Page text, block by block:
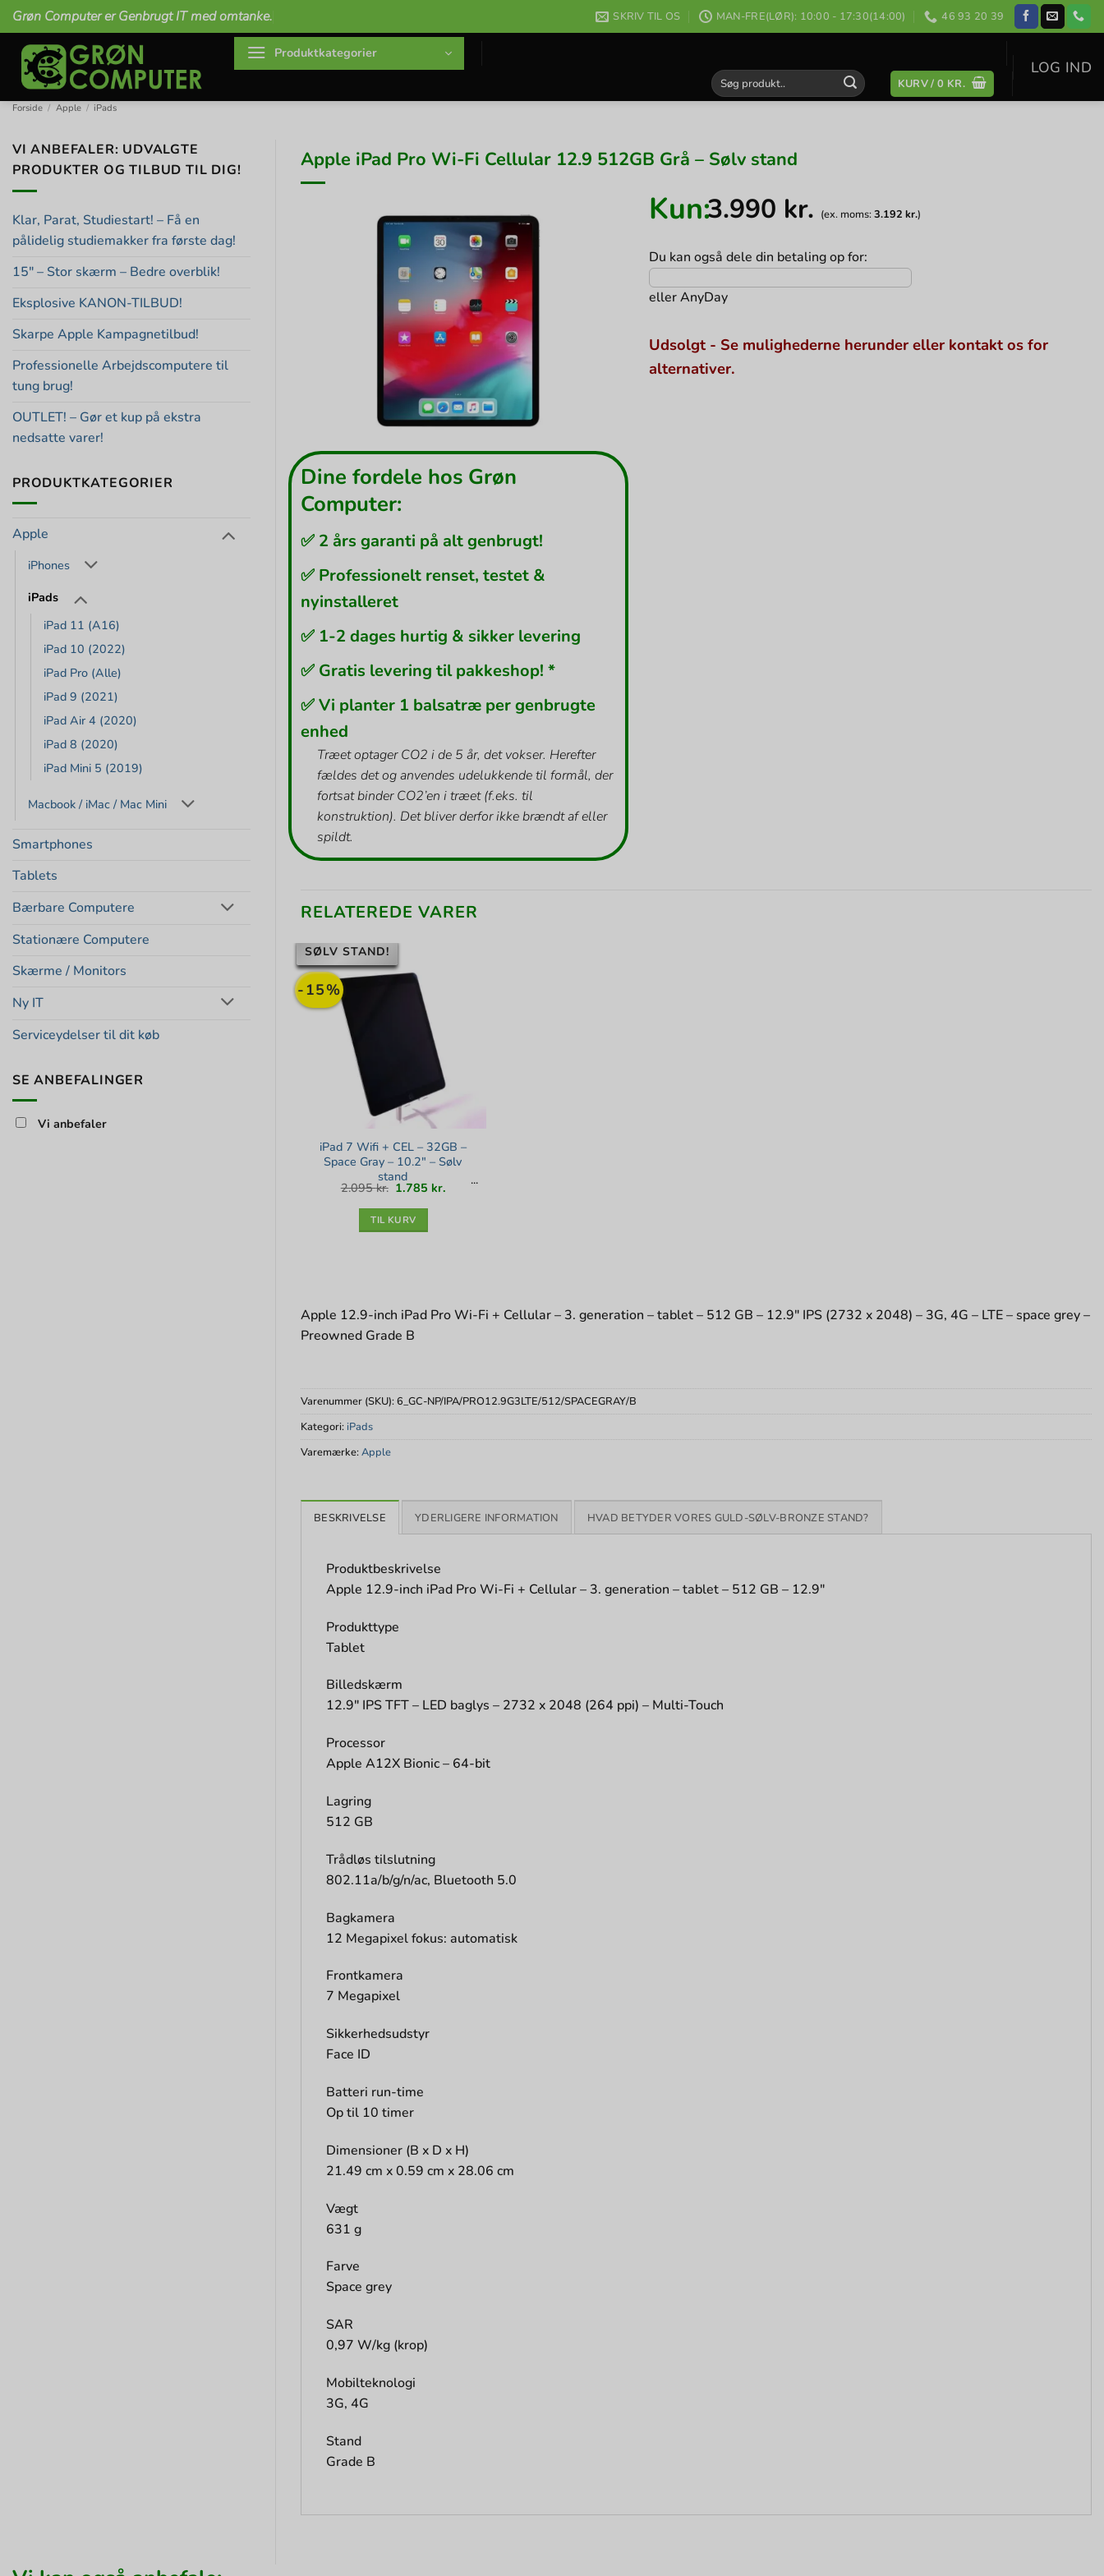
Fortsæt
til
indhold
Grøn Computer er Genbrugt IT med omtanke. SKRIV TIL OS MAN-FRE(LØR): 10:00 - 17:30(14:00) 46 93 20 39
Produktkategorier
Søg
efter:
KURV /0 KR.
LOG IND
Forside / Apple / iPads
VI ANBEFALER: UDVALGTE
PRODUKTER OG TILBUD TIL DIG!
Klar, Parat, Studiestart! – Få en
pålidelig studiemakker fra første dag!
15″ – Stor skærm – Bedre overblik!
Eksplosive KANON-TILBUD!
Skarpe Apple Kampagnetilbud!
Professionelle Arbejdscomputere til
tung brug!
OUTLET! – Gør et kup på ekstra
nedsatte varer!
PRODUKTKATEGORIER
Apple
iPhones
iPads
iPad 11 (A16)
iPad 10 (2022)
iPad Pro (Alle)
iPad 9 (2021)
iPad Air 4 (2020)
iPad 8 (2020)
iPad Mini 5 (2019)
Macbook / iMac / Mac Mini
Smartphones
Tablets
Bærbare Computere
Stationære Computere
Skærme / Monitors
Ny IT
Serviceydelser til dit køb
SE ANBEFALINGER
Vi anbefaler
Apple iPad Pro Wi-Fi Cellular 12.9 512GB Grå – Sølv stand
Dine fordele hos Grøn
Computer:
✅ 2 års garanti på alt genbrugt!
✅ Professionelt renset, testet &
nyinstalleret
✅ 1-2 dages hurtig & sikker levering
✅ Gratis levering til pakkeshop! *
✅ Vi planter 1 balsatræ per genbrugte
enhed
Træet optager CO2 i de 5 år, det vokser. Herefter
fældes det og anvendes udelukkende til formål, der
fortsat binder CO2’en i træet (f.eks. til
konstruktion). Det bliver derfor ikke brændt af eller
spildt.
Kun:3.990 kr. (ex. moms:3.192kr.)
Du kan også dele din betaling op for:
ellerAnyDay
Udsolgt - Se mulighederne herunder eller kontakt os for
alternativer.
RELATEREDE VARER
-15%
SØLV STAND!
iPad 7 Wifi + CEL – 32GB –
Space Gray – 10.2″ – Sølv
stand
2.095kr. Den
oprindelige
pris
1.785 kr.
TIL KURV
Apple 12.9-inch iPad Pro Wi-Fi + Cellular – 3. generation – tablet – 512 GB – 12.9″ IPS (2732 x 2048) – 3G, 4G – LTE – space grey –
Preowned Grade B
Varenummer (SKU):6_GC-NP/IPA/PRO12.9G3LTE/512/SPACEGRAY/B
Kategori: iPads
Varemærke:Apple
BESKRIVELSE YDERLIGERE INFORMATION HVAD BETYDER VORES GULD-SØLV-BRONZE STAND?
Produktbeskrivelse
Apple 12.9-inch iPad Pro Wi-Fi + Cellular – 3. generation – tablet – 512 GB – 12.9″
Produkttype
Tablet
Billedskærm
12.9″ IPS TFT – LED baglys – 2732 x 2048 (264 ppi) – Multi-Touch
Processor
Apple A12X Bionic – 64-bit
Lagring
512 GB
Trådløs tilslutning
802.11a/b/g/n/ac, Bluetooth 5.0
Bagkamera
12 Megapixel fokus: automatisk
Frontkamera
7 Megapixel
Sikkerhedsudstyr
Face ID
Batteri run-time
Op til 10 timer
Dimensioner (B x D x H)
21.49 cm x 0.59 cm x 28.06 cm
Vægt
631 g
Farve
Space grey
SAR
0,97 W/kg (krop)
Mobilteknologi
3G, 4G
Stand
Grade B